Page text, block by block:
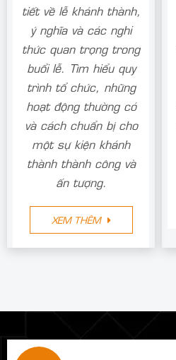
tiết về lễ khánh thành,
ý nghĩa và các nghi
thức quan trọng trong
buổi lễ. Tìm hiểu quy
trình tổ chức, những
hoạt động thường có
và cách chuẩn bị cho
một sự kiện khánh
thành thành công và
ấn tượng.
XEM THÊM